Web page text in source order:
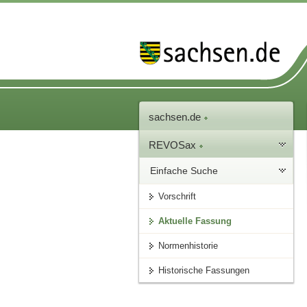
sachsen.de
REVOSax
Einfache Suche
Vorschrift
Aktuelle Fassung
Normenhistorie
Historische Fassungen